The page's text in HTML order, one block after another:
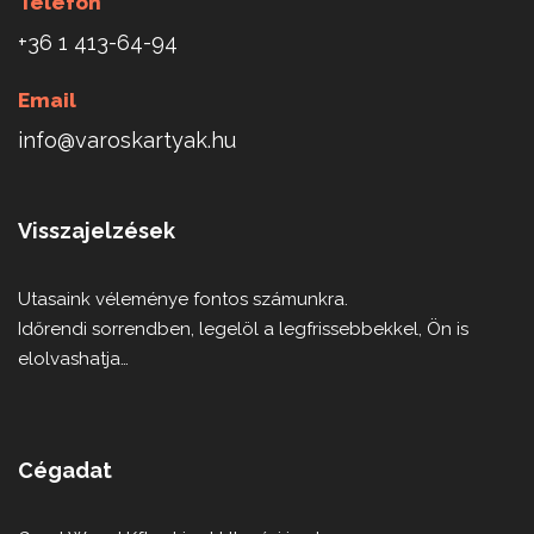
+36 1 413-64-94
Email
info@varoskartyak.hu
Visszajelzések
Utasaink véleménye fontos számunkra.
Időrendi sorrendben, legelöl a legfrissebbekkel, Ön is
elolvashatja…
Cégadat